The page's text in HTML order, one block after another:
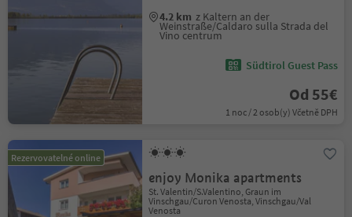
4.2 km z Kaltern an der
Weinstraße/Caldaro sulla Strada del
Vino centrum
Südtirol Guest Pass
Od 55€
1 noc / 2 osob(y) Včetně DPH
Rezervovatelné online
enjoy Monika apartments
St. Valentin/S.Valentino, Graun im
Vinschgau/Curon Venosta, Vinschgau/Val
Venosta